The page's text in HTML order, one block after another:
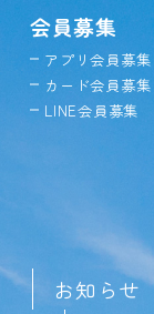
会員募集
アプリ会員募集
カード会員募集
LINE会員募集
お知らせ